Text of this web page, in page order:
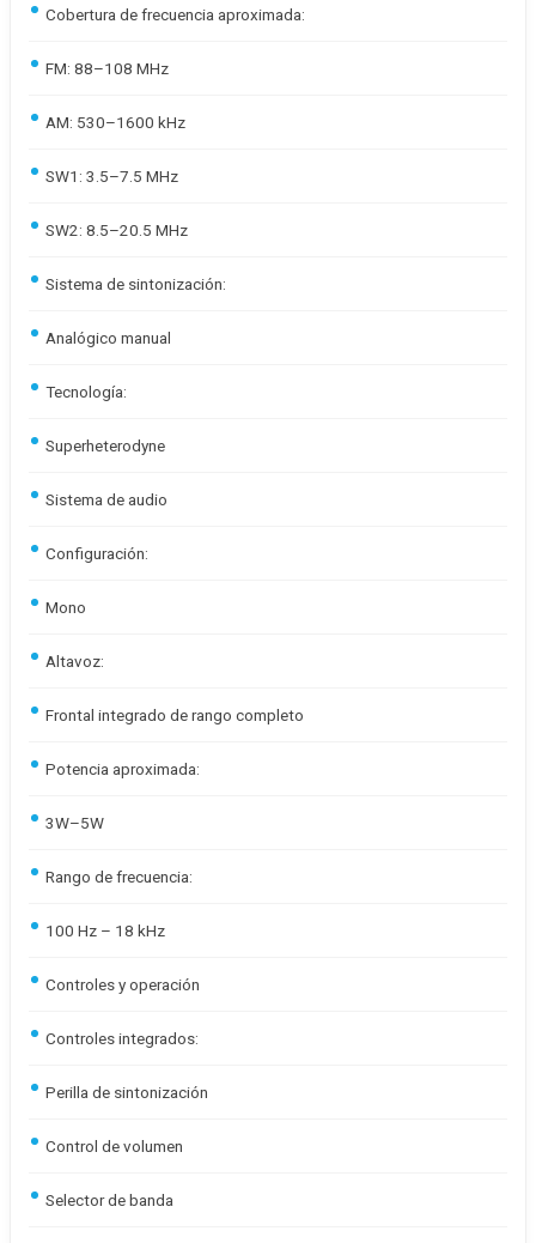
Cobertura de frecuencia aproximada:
FM: 88–108 MHz
AM: 530–1600 kHz
SW1: 3.5–7.5 MHz
SW2: 8.5–20.5 MHz
Sistema de sintonización:
Analógico manual
Tecnología:
Superheterodyne
Sistema de audio
Configuración:
Mono
Altavoz:
Frontal integrado de rango completo
Potencia aproximada:
3W–5W
Rango de frecuencia:
100 Hz – 18 kHz
Controles y operación
Controles integrados:
Perilla de sintonización
Control de volumen
Selector de banda